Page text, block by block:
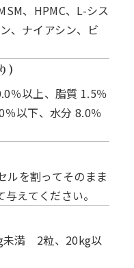
、HPMC、L-シス
、ナイアシン、ビ
)
％以上、脂質 1.5％
以下、水分 8.0％
ルを割ってそのまま
えてください。
満 2粒、20kg以